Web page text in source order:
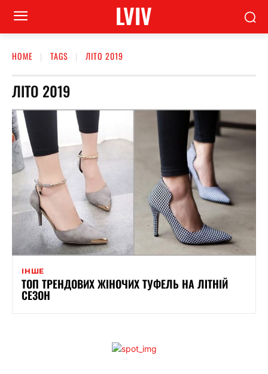
LVIV
HOME TAGS ЛІТО 2019
ЛІТО 2019
ІНШЕ
ТОП ТРЕНДОВИХ ЖІНОЧИХ ТУФЕЛЬ НА ЛІТНІЙ
СЕЗОН